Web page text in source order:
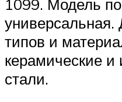
1099. Модель
типов и
керамические и
стали.